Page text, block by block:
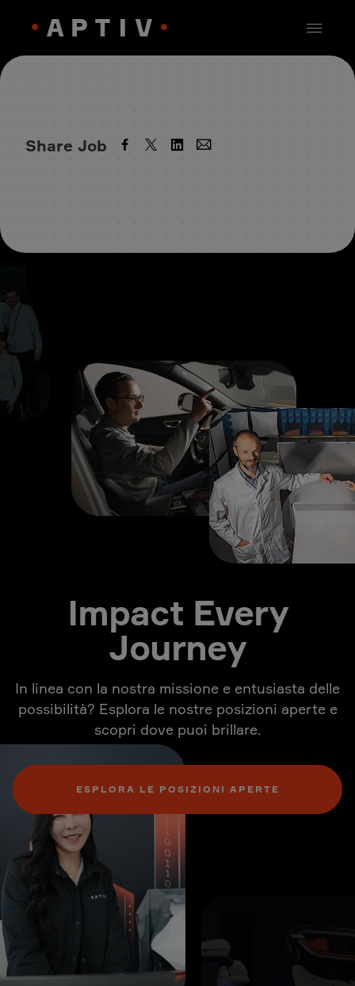
Share Job
Impact Every
Journey
In linea con la nostra missione e entusiasta delle
possibilità? Esplora le nostre posizioni aperte e
scopri dove puoi brillare.
ESPLORA LE POSIZIONI APERTE